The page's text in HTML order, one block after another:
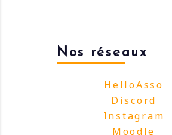
Nos réseaux
HelloAsso
Discord
Instagram
Moodle